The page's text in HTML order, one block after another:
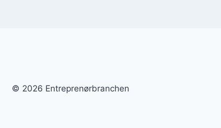
© 2026 Entreprenørbranchen